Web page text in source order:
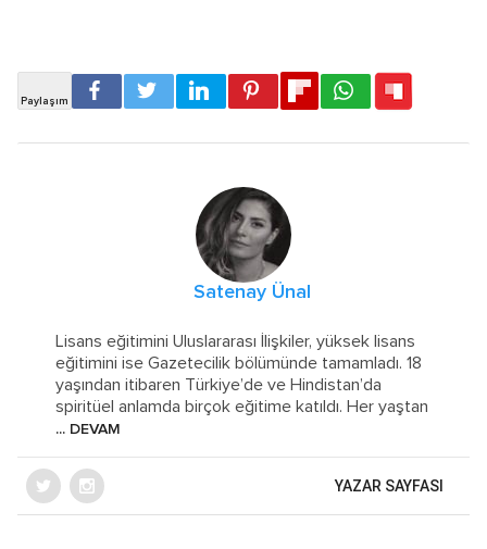
Satenay Ünal
Lisans eğitimini Uluslararası İlişkiler, yüksek lisans
eğitimini ise Gazetecilik bölümünde tamamladı. 18
yaşından itibaren Türkiye’de ve Hindistan’da
spiritüel anlamda birçok eğitime katıldı. Her yaştan
... DEVAM
YAZAR SAYFASI